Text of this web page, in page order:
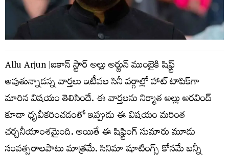
Allu Arjun |ఐకాన్ స్టార్ అల్లు అర్జున్ ముంబైకి షిఫ్ట్
అవుతున్నాడన్న వార్తలు ఇటీవల సినీ వర్గాల్లో హాట్ టాపిక్‌గా
మారిన విషయం తెలిసిందే. ఈ వార్తలను నిర్మాత అల్లు అరవింద్
కూడా ధృవీకరించడంతో ఇప్పుడు ఈ విషయం మరింత
చర్చనీయాంశమైంది. అయితే ఈ షిఫ్టింగ్ సుమారు మూడు
సంవత్సరాలపాటు మాత్రమే. సినిమా షూటింగ్స్ కోస‌మే బ‌న్నీ